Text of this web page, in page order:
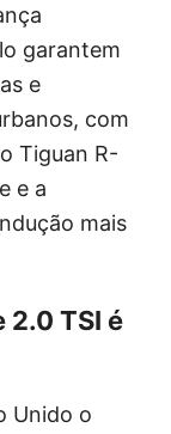
garantem
e
com
Tiguan R-
e a
mais
2.0 TSI é
Unido o